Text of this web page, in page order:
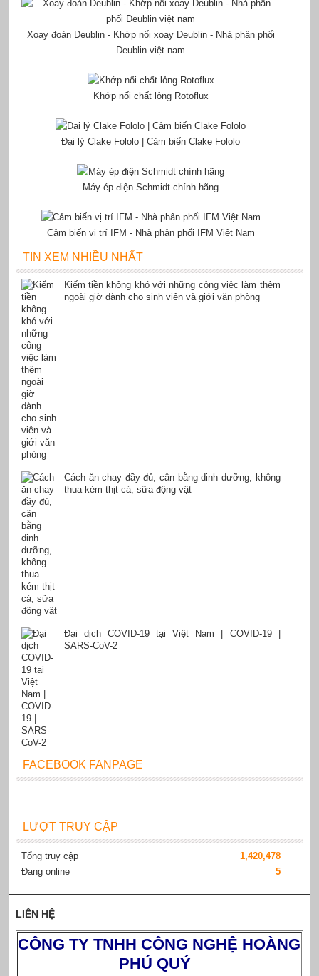
Xoay đoàn Deublin - Khớp nối xoay Deublin - Nhà phân phối
Deublin việt nam
Khớp nối chất lỏng Rotoflux
Đại lý Clake Fololo | Cảm biến Clake Fololo
Máy ép điện Schmidt chính hãng
Cảm biến vị trí IFM - Nhà phân phối IFM Việt Nam
TIN XEM NHIỀU NHẤT
Kiếm tiền không khó với những công việc làm thêm
ngoài giờ dành cho sinh viên và giới văn phòng
Cách ăn chay đầy đủ, cân bằng dinh dưỡng, không
thua kém thịt cá, sữa động vật
Đại dịch COVID-19 tại Việt Nam | COVID-19 |
SARS-CoV-2
FACEBOOK FANPAGE
LƯỢT TRUY CẬP
Tổng truy cập
1,420,478
Đang online
5
LIÊN HỆ
CÔNG TY TNHH CÔNG NGHỆ HOÀNG
PHÚ QUÝ